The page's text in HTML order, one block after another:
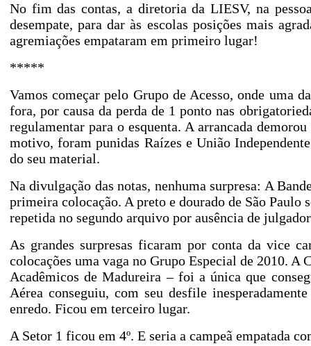
No fim das contas, a diretoria da LIESV, na
desempate, para dar às escolas posições mais
agremiações empataram em primeiro lugar!
*****
Vamos começar pelo Grupo de Acesso, onde uma
fora, por causa da perda de 1 ponto nas
regulamentar para o esquenta. A arrancada
motivo, foram punidas Raízes e União
do seu material.
Na divulgação das notas, nenhuma surpresa: A
primeira colocação. A preto e dourado de São Paulo
repetida no segundo arquivo por ausência de
As grandes surpresas ficaram por conta da vice
colocações uma vaga no Grupo Especial de 2010. A
Acadêmicos de Madureira – foi a única que
Aérea conseguiu, com seu desfile
enredo. Ficou em terceiro lugar.
A Setor 1 ficou em 4º. E seria a campeã empatada